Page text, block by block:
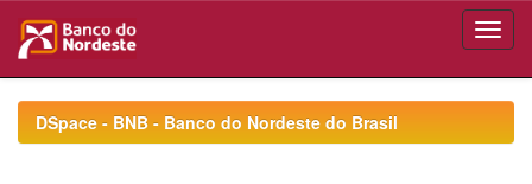
navigationDSpace - BNB - Banco do Nordeste do Brasil